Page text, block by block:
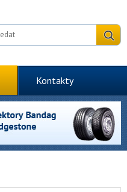
Kontakty